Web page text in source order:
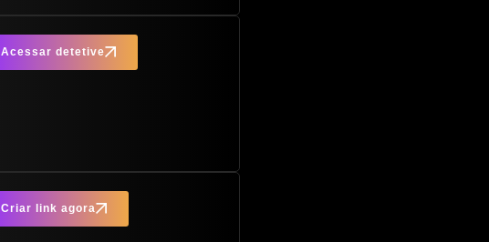
Acessar detetive
Criar link agora